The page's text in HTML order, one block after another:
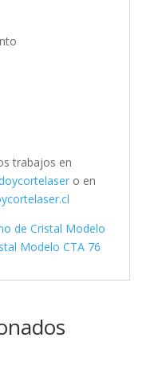
trabajos en
o en
de Cristal Modelo
Modelo CTA 76